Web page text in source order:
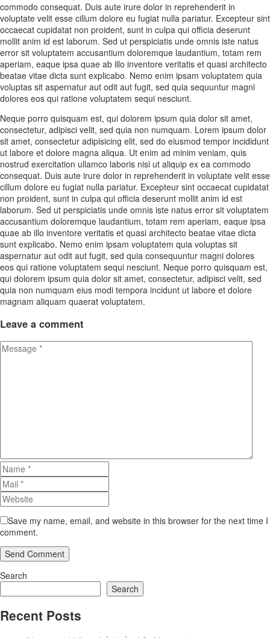
commodo consequat. Duis aute irure dolor in reprehenderit in
voluptate velit esse cillum dolore eu fugiat nulla pariatur. Excepteur sint
occaecat cupidatat non proident, sunt in culpa qui officia deserunt
mollit anim id est laborum. Sed ut perspiciatis unde omnis iste natus
error sit voluptatem accusantium doloremque laudantium, totam rem
aperiam, eaque ipsa quae ab illo inventore veritatis et quasi architecto
beatae vitae dicta sunt explicabo. Nemo enim ipsam voluptatem quia
voluptas sit aspernatur aut odit aut fugit, sed quia sequuntur magni
dolores eos qui ratione voluptatem sequi nesciunt.
Neque porro quisquam est, qui dolorem ipsum quia dolor sit amet,
consectetur, adipisci velit, sed quia non numquam. Lorem ipsum dolor
sit amet, consectetur adipisicing elit, sed do eiusmod tempor incididunt
ut labore et dolore magna aliqua. Ut enim ad minim veniam, quis
nostrud exercitation ullamco laboris nisi ut aliquip ex ea commodo
consequat. Duis aute irure dolor in reprehenderit in voluptate velit esse
cillum dolore eu fugiat nulla pariatur. Excepteur sint occaecat cupidatat
non proident, sunt in culpa qui officia deserunt mollit anim id est
laborum. Sed ut perspiciatis unde omnis iste natus error sit voluptatem
accusantium doloremque laudantium, totam rem aperiam, eaque ipsa
quae ab illo inventore veritatis et quasi architecto beatae vitae dicta
sunt explicabo. Nemo enim ipsam voluptatem quia voluptas sit
aspernatur aut odit aut fugit, sed quia consequuntur magni dolores
eos qui ratione voluptatem sequi nesciunt. Neque porro quisquam est,
qui dolorem ipsum quia dolor sit amet, consectetur, adipisci velit, sed
quia non numquam eius modi tempora incidunt ut labore et dolore
magnam aliquam quaerat voluptatem.
Leave a comment
Save my name, email, and website in this browser for the next time I
comment.
Send Comment
Search
Search
Recent Posts